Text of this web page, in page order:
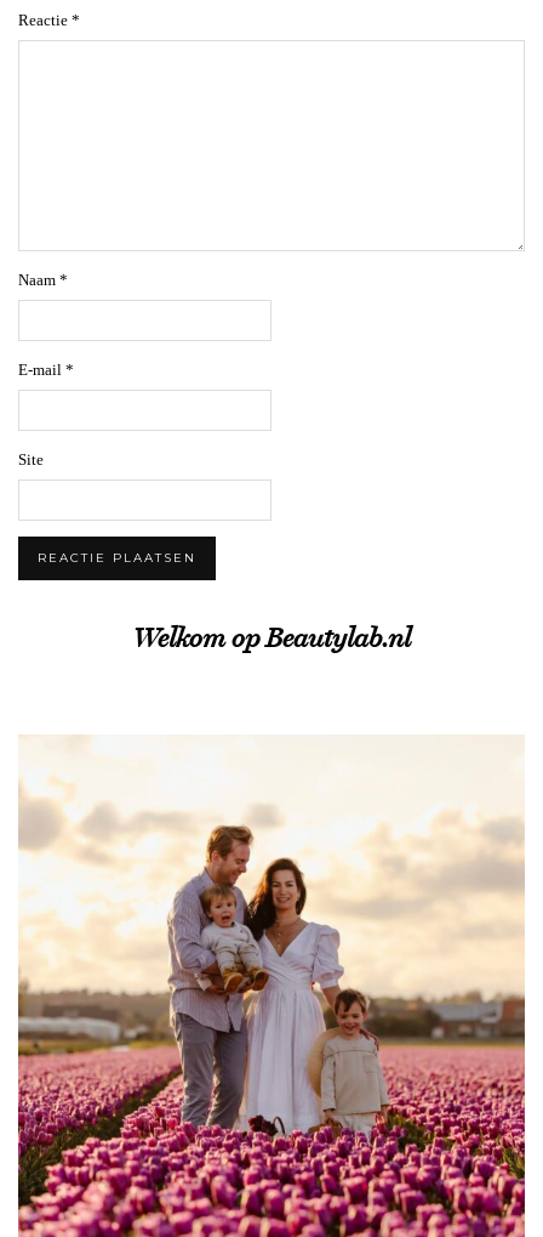
Reactie *
Naam *
E-mail *
Site
Welkom op Beautylab.nl